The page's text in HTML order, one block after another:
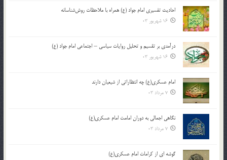
احادیث تفسیری امام جواد (ع) همراه با ملاحظات روش‌شناسانه
16 شهریور 03
درآمدی بر تقسیم و تحلیل روایات سیاسی – اجتماعی امام جواد (ع)
16 شهریور 03
امام عسکری(ع) چه انتظاراتی از شیعیان دارند
7 مرداد 03
نگاهی اجمالی به دوران امامت امام عسکری(ع)
7 مرداد 03
گوشه ای از کرامات امام عسکری(ع)